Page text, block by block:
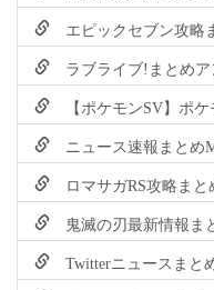
エピックセブン攻略
ラブライブ!まとめア
【ポケモンSV】ポケ
ニュース速報まとめ
ロマサガRS攻略まと
鬼滅の刃最新情報ま
Twitterニュースまと